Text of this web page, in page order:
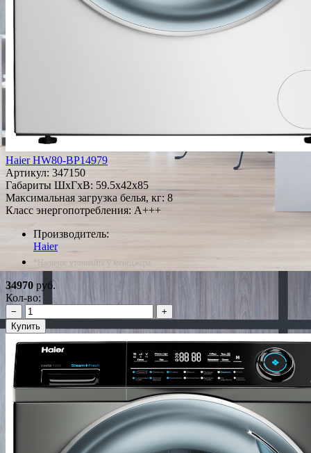
Haier HW80-BP14979
Артикул: 347150
Габариты ШxГxВ: 59.5x42x85
Максимальная загрузка белья, кг: 8
Класс энергопотребления: A+++
Производитель:
Haier
*Наличие уточняйте у менеджера
34970 руб.
Кол-во:
−
+
Купить